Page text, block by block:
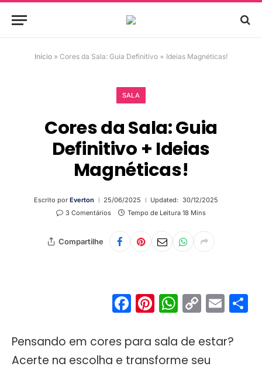
Início » Cores da Sala: Guia Definitivo + Ideias Magnéticas!
SALA
Cores da Sala: Guia
Definitivo + Ideias
Magnéticas!
Escrito por Everton 25/06/2025 Updated: 30/12/2025
3 Comentários
Tempo de Leitura 18 Mins
Compartilhe
Facebook
Pinterest
Copy
Link
Pensando em cores para sala de estar?
Acerte na escolha e transforme seu